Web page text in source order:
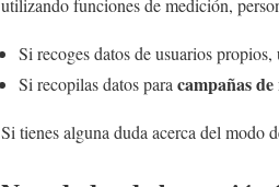
utilizando funciones de medición,
Si recoges datos de usuarios
Si recopilas datos paracampañas
Si tienes alguna duda acerca del modo